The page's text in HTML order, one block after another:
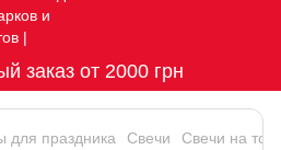
заказ от 2000 грн
для праздника Свечи Свечи на торт